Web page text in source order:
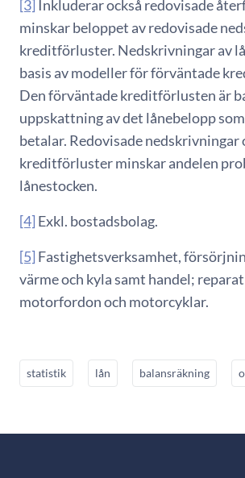
[3] Inkluderar också redovisade
minskar beloppet av redovisade
kreditförluster. Nedskrivningar av
basis av modeller för förväntade
Den förväntade kreditförlusten är
uppskattning av det lånebelopp
betalar. Redovisade nedskrivningar
kreditförluster minskar andelen
lånestocken.
[4] Exkl. bostadsbolag.
[5] Fastighetsverksamhet,
värme och kyla samt handel;
motorfordon och motorcyklar.
statistik lån balansräkning